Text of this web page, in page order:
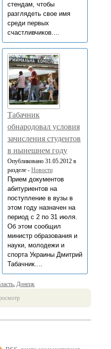
стендам, чтобы
разглядеть свое имя
среди первых
счастливчиков....
Табачник
обнародовал условия
зачисления студентов
в нынешнем году
Опубликовано 31.05.2012 в
разделе - Новости
Прием документов
абитуриентов на
поступление в вузы в
этом году назначен на
период с 2 по 31 июля.
Об этом сообщил
министр образования и
науки, молодежи и
спорта Украины Дмитрий
Табачник....
, Донецк